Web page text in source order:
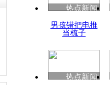
热点新闻
男孩错把电推
当梳子
热点新闻